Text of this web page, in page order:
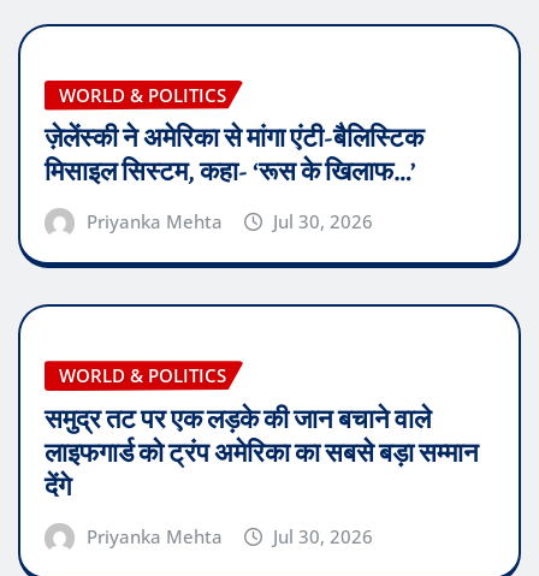
WORLD & POLITICS
ज़ेलेंस्की ने अमेरिका से मांगा एंटी-बैलिस्टिक
मिसाइल सिस्टम, कहा- ‘रूस के खिलाफ…’
Priyanka Mehta Jul 30, 2026
WORLD & POLITICS
समुद्र तट पर एक लड़के की जान बचाने वाले
लाइफगार्ड को ट्रंप अमेरिका का सबसे बड़ा सम्मान
देंगे
Priyanka Mehta Jul 30, 2026